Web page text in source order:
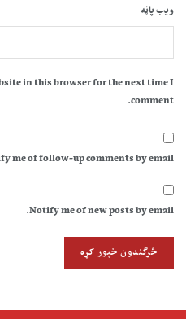
ویب پاڼه
in this browser for the next time I
comment.
me of follow-up comments by email.
Notify me of new posts by email.